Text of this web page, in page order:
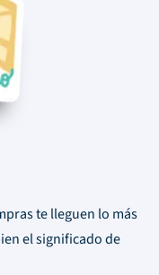
te lleguen lo más
el significado de